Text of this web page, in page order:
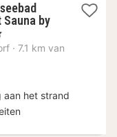
by
· 7.1 km van
aan het strand